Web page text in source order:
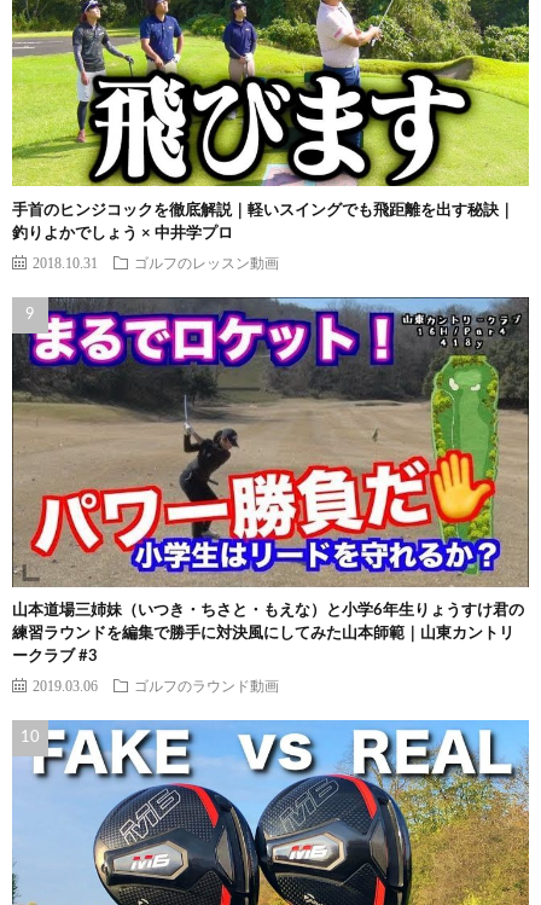
手首のヒンジコックを徹底解説｜軽いスイングでも飛距離を出す秘訣｜
釣りよかでしょう × 中井学プロ
2018.10.31 ゴルフのレッスン動画
山本道場三姉妹（いつき・ちさと・もえな）と小学6年生りょうすけ君の
練習ラウンドを編集で勝手に対決風にしてみた山本師範｜山東カントリ
ークラブ #3
2019.03.06 ゴルフのラウンド動画